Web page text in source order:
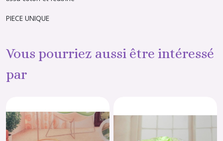
PIECE UNIQUE
Vous pourriez aussi être intéressé
par